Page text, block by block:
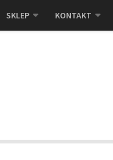
SKLEP KONTAKT